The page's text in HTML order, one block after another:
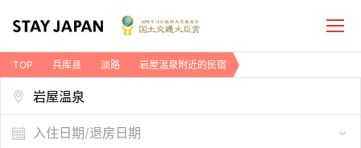
TOP 兵库县 淡路 岩屋温泉附近的民宿
入住日期/退房日期